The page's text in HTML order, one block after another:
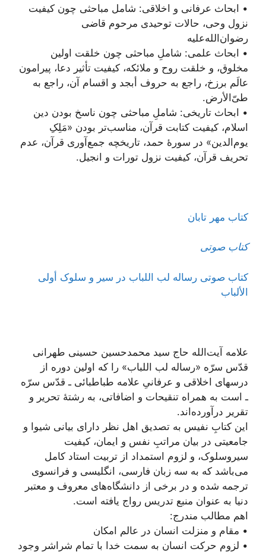
• ابحاث عرفانی و اخلاقی: شامل مباحثی چون کیفیت
نزول وحی، حالات توحیدی مرحوم قاضی
رضوان‌الله‌علیه
• ابحاث علمی: شاملِ مباحثی چون خلقت اولین
مخلوق، و خلقت روح و ملائکه، کیفیت تأثیر دعا، پیرامون
عالَم برزخ، راجع به حروف أبجد و اقسام آن، راجع به
طیّ‌الأرض.
• ابحاث تاریخی: شاملِ مباحثی چون ناسخ بودن دین
اسلام، کیفیت کتابت قرآن، مناسب‌تر بودن «مَلِکِ
یوم‌الدین» در سورۀ حمد، تاریخچه جمع‌آوری قرآن، عدم
تحریف قرآن، کیفیت نزول تورات و انجیل.
کتاب مهر تابان
کتاب صوتی
کتاب صوتی رساله لب اللباب در سیر و سلوک أولی
الألباب
علامه آیت‌الله حاج سید محمد‌حسین حسینی طهرانی
قدّس سرّه «رساله لب اللباب» را که اولین دوره از
درسهای اخلاقی و عرفانیِ علامه طباطبائی ـ قدّس سرّه
ـ است به همراه تنقیحات و اضافاتی، به رشتۀ تحریر و
تقریر درآورده‌اند.
این کتابِ نفیس به تصدیق اهل نظر دارای بیانی شیوا و
جامعیتی در بیان مراتبِ نفس و ایمان، کیفیت
سیروسلوک، و لزوم استمداد از تربیت استاد کامل
می‌باشد که به سه زبان فارسی، انگلیسی و فرانسوی
ترجمه شده و در برخی از دانشگاه‌های معروف و معتبر
دنیا به عنوان منبع تدریس رواج یافته است.
اهم مطالب مندرج:
• مقام و منزلت انسان در عالم امكان
• لزوم حرکت انسان به سمت خدا با تمام شراشر وجود